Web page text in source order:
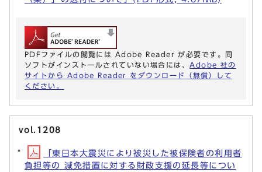
PDFファイルの閲覧には Adobe Reader が必要です。同
ソフトがインストールされていない場合には、 Adobe 社の
サイトから Adobe Reader をダウンロード（無償）して
ください。
vol.1208
「東日本大震災により被災した被保険者の利用者
負担等の 減免措置に対する財政支援の延長等につい